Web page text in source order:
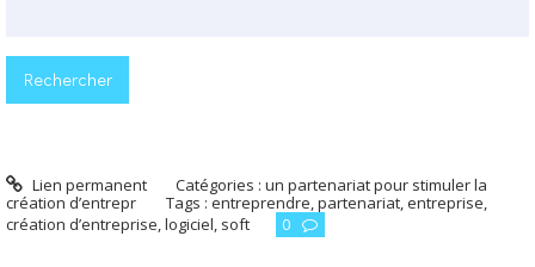
Lien permanent Catégories :un partenariat pour stimuler la
création d’entrepr
Tags : entreprendre partenariat, entreprise
création d’entreprise logiciel soft 0